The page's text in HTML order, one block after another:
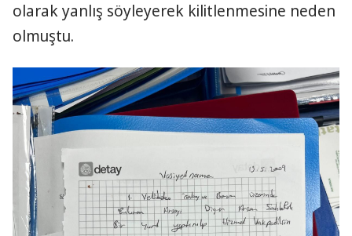
olarak yanlış söyleyerek kilitlenmesine neden
olmuştu.